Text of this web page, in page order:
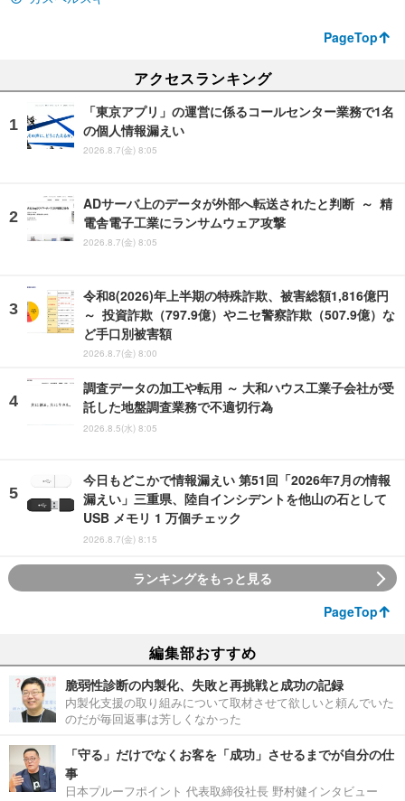
PageTop
アクセスランキング
「東京アプリ」の運営に係るコールセンター業務で1名
の個人情報漏えい
2026.8.7(金) 8:05
ADサーバ上のデータが外部へ転送されたと判断 ～ 精
電舎電子工業にランサムウェア攻撃
2026.8.7(金) 8:05
令和8(2026)年上半期の特殊詐欺、被害総額1,816億円
～ 投資詐欺（797.9億）やニセ警察詐欺（507.9億）な
ど手口別被害額
2026.8.7(金) 8:00
調査データの加工や転用 ～ 大和ハウス工業子会社が受
託した地盤調査業務で不適切行為
2026.8.5(水) 8:05
今日もどこかで情報漏えい 第51回「2026年7月の情報
漏えい」三重県、陸自インシデントを他山の石として
USB メモリ 1 万個チェック
2026.8.7(金) 8:15
ランキングをもっと見る
PageTop
編集部おすすめ
脆弱性診断の内製化、失敗と再挑戦と成功の記録
内製化支援の取り組みについて取材させて欲しいと頼んでいた
のだが毎回返事は芳しくなかった
「守る」だけでなくお客を「成功」させるまでが自分の仕
事
日本プルーフポイント 代表取締役社長 野村健インタビュー